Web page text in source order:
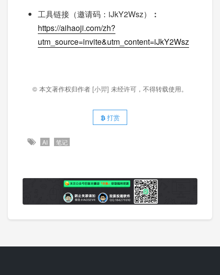
工具链接（邀请码：iJkY2Wsz）
：
https://aihaoji.com/zh?
utm_source=invite&utm_content=iJkY2Wsz
© 本文著作权归作者 [小羿] 未经许可，不得转载使用。
打赏
AI 笔记